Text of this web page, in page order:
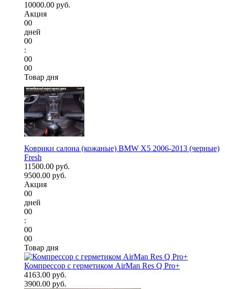
10000.00 руб.
Акция
00
дней
00
:
00
00
Товар дня
Коврики салона (кожаные) BMW X5 2006-2013 (черные)
Fresh
11500.00 руб.
9500.00 руб.
Акция
00
дней
00
:
00
00
Товар дня
Компрессор с герметиком AirMan Res Q Pro+
4163.00 руб.
3900.00 руб.